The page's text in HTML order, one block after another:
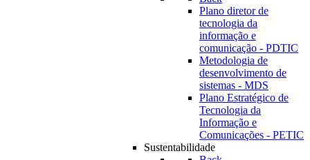
Plano diretor de
tecnologia da
informação e
comunicação - PDTIC
Metodologia de
desenvolvimento de
sistemas - MDS
Plano Estratégico de
Tecnologia da
Informação e
Comunicações - PETIC
Sustentabilidade